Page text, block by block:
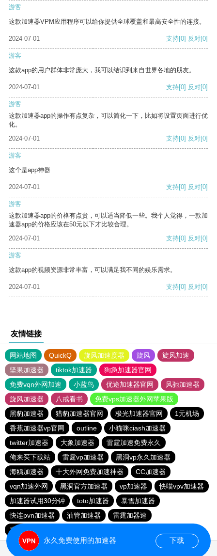
游客
这款加速器VPM应用程序可以给你提供全球覆盖和最高安全性的连接。
2024-07-01 支持[0] 反对[0]
游客
这款app的用户群体非常庞大，我可以结识到来自世界各地的朋友。
2024-07-01 支持[0] 反对[0]
游客
这款加速器app的操作有点复杂，可以简化一下，比如将设置页面进行优
化。
2024-07-01
支持[0] 反对[0]
游客
这个是app神器
2024-07-01 支持[0] 反对[0]
游客
这款加速器app的价格有点贵，可以适当降低一些。我个人觉得，一款加
速器app的价格应该在50元以下才比较合理。
2024-07-01
支持[0] 反对[0]
游客
这款app的视频资源非常丰富，可以满足我不同的娱乐需求。
2024-07-01 支持[0] 反对[0]
友情链接
网站地图 QuickQ 旋风加速度器 旋风
旋风加速
坚果加速器
tiktok加速器
狗急加速器官网
免费vqn外网加速
小蓝鸟 优途加速器官网
风驰加速器
旋风加速器
八戒看书
免费vps加速器外网苹果版
黑豹加速器
猎豹加速器官网 极光加速器官网
1元机场
香蕉加速器vp官网
outline
小猫咪ciash加速器
twitter加速器
大象加速器
雷霆加速免费永久
俺来买下载站
雷霆vp加速器
黑洞vp永久加速器
海鸥加速器
十大外网免费加速神器
CC加速器
vqn加速外网
黑洞官方加速器 vp加速器
快喵vpv加速器
加速器试用30分钟
toto加速器
暴雪加速器
快连pvn加速器
油管加速器
雷霆加器速
手机外国加速器官网
永久免费使用的加速器 下载